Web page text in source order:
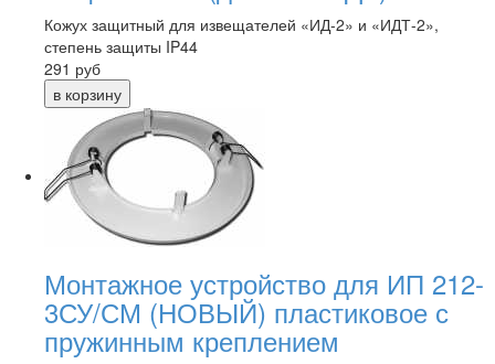
Кожух защитный для извещателей «ИД-2» и «ИДТ-2»,
степень защиты IP44
291 руб
Монтажное устройство для ИП 212-
3СУ/СМ (НОВЫЙ) пластиковое с
пружинным креплением